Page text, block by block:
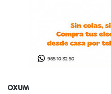
OXUM